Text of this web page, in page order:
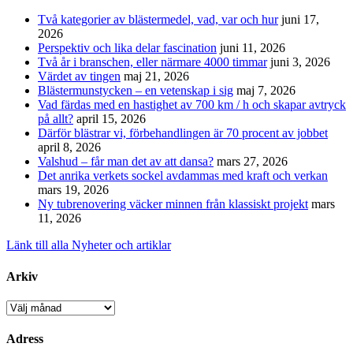
Två kategorier av blästermedel, vad, var och hur juni 17,
2026
Perspektiv och lika delar fascination juni 11, 2026
Två år i branschen, eller närmare 4000 timmar juni 3, 2026
Värdet av tingen maj 21, 2026
Blästermunstycken – en vetenskap i sig maj 7, 2026
Vad färdas med en hastighet av 700 km / h och skapar avtryck
på allt? april 15, 2026
Därför blästrar vi, förbehandlingen är 70 procent av jobbet
april 8, 2026
Valshud – får man det av att dansa? mars 27, 2026
Det anrika verkets sockel avdammas med kraft och verkan
mars 19, 2026
Ny tubrenovering väcker minnen från klassiskt projekt mars
11, 2026
Länk till alla Nyheter och artiklar
Arkiv
Arkiv
Adress